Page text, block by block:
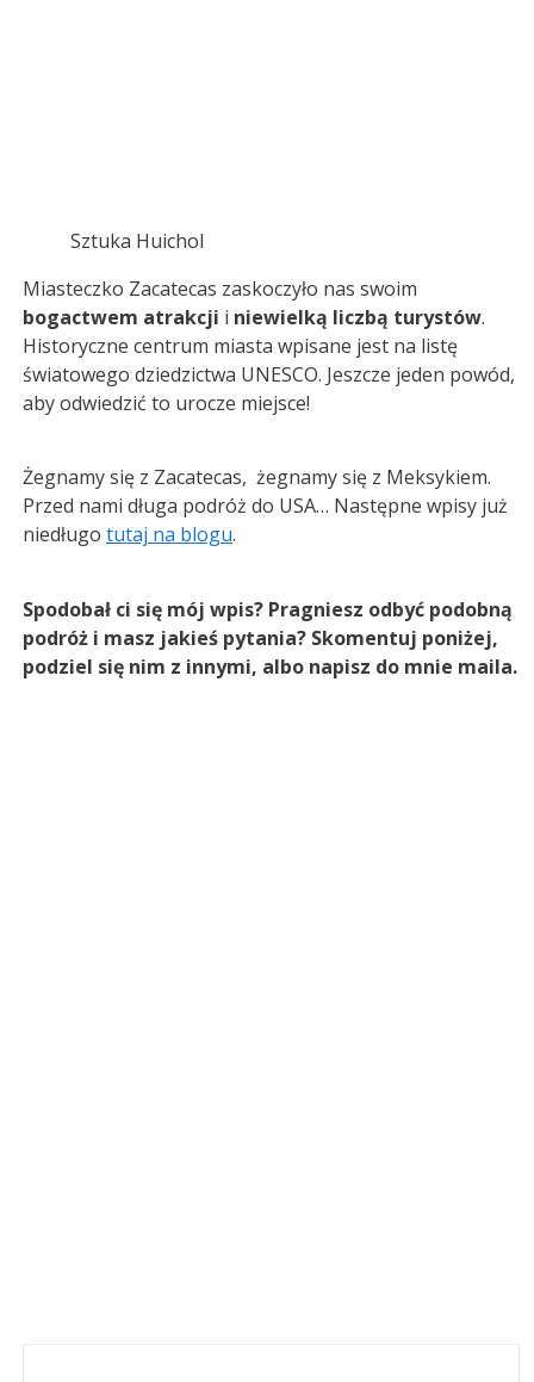
Sztuka Huichol
Miasteczko Zacatecas zaskoczyło nas swoim
bogactwem atrakcji i niewielką liczbą turystów.
Historyczne centrum miasta wpisane jest na listę
światowego dziedzictwa UNESCO. Jeszcze jeden powód,
aby odwiedzić to urocze miejsce!
Żegnamy się z Zacatecas, żegnamy się z Meksykiem.
Przed nami długa podróż do USA… Następne wpisy już
niedługo tutaj na blogu.
Spodobał ci się mój wpis? Pragniesz odbyć podobną
podróż i masz jakieś pytania? Skomentuj poniżej,
podziel się nim z innymi, albo napisz do mnie maila.